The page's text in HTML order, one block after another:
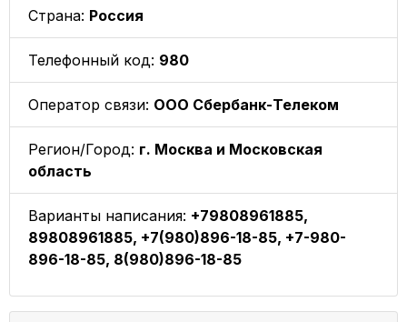
Страна: Россия
Телефонный код: 980
Оператор связи: ООО Сбербанк-Телеком
Регион/Город: г. Москва и Московская
область
Варианты написания: +79808961885,
89808961885, +7(980)896-18-85, +7-980-
896-18-85, 8(980)896-18-85